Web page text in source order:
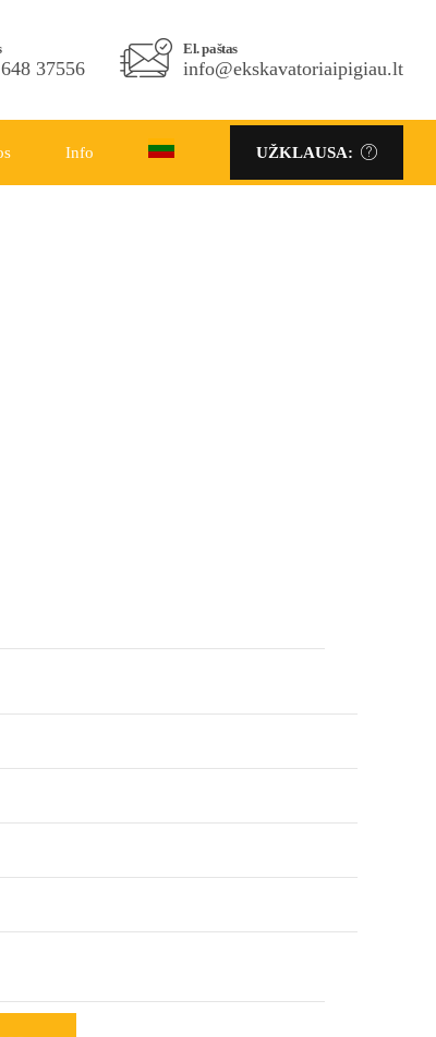
Nr.
86333
El. paštas
info@ekskavatoriaipigiau.lt
UŽKLAUSA:
37556
El. paštas
info@ekskavatoriaipigiau.lt
UŽKLAUSA:
Info